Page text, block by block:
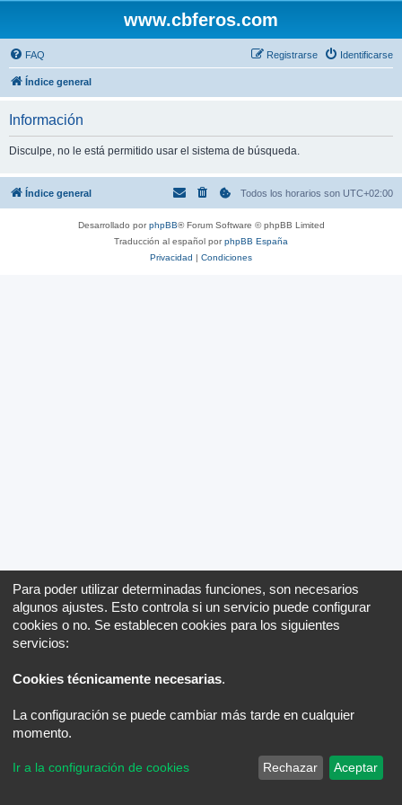
www.cbferos.com
FAQ Identificarse
Registrarse
Índice general
Información
Disculpe, no le está permitido usar el sistema de búsqueda.
Índice general Todos los horarios son UTC+02:00
Desarrollado porphpBB® Forum Software © phpBB Limited
Traducción al español porphpBB España
Privacidad | Condiciones
Para poder utilizar determinadas funciones, son necesarios
algunos ajustes. Esto controla si un servicio puede configurar
cookies o no. Se establecen cookies para los siguientes
servicios:
Cookies técnicamente necesarias.
La configuración se puede cambiar más tarde en cualquier
momento.
Ir a la configuración de cookies Rechazar Aceptar